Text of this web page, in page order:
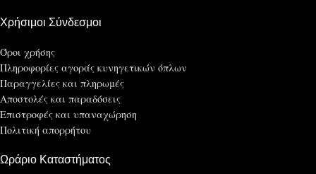
Χρήσιμοι Σύνδεσμοι
Όροι χρήσης
Πληροφορίες αγοράς κυνηγετικών όπλων
Παραγγελίες και πληρωμές
Αποστολές και παραδόσεις
Επιστροφές και υπαναχώρηση
Πολιτική απορρήτου
Ωράριο Καταστήματος